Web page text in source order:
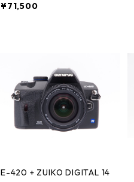
¥71,500
E-420 + ZUIKO DIGITAL 14